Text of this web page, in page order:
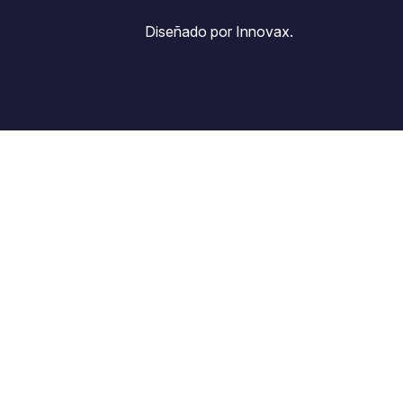
Diseñado por Innovax.